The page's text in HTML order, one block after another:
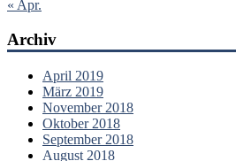
« Apr.
Archiv
April 2019
März 2019
November 2018
Oktober 2018
September 2018
August 2018